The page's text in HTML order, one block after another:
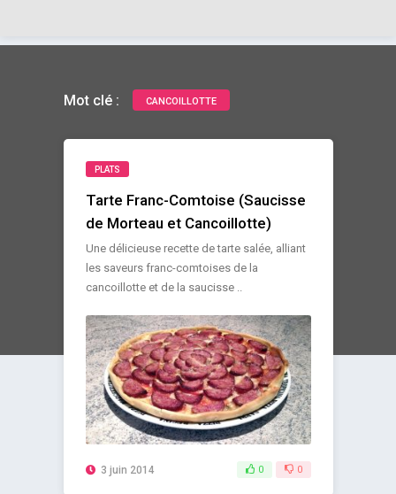
Mot clé : CANCOILLOTTE
PLATS
Tarte Franc-Comtoise (Saucisse
de Morteau et Cancoillotte)
Une délicieuse recette de tarte salée, alliant
les saveurs franc-comtoises de la
cancoillotte et de la saucisse ..
3 juin 2014 0 0